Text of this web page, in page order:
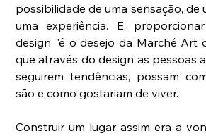
possibilidade de uma sensação, de
uma experiência. E,
design "é o desejo da Marché Art
que através do design as pessoas
seguirem tendências, possam
são e como gostariam de viver.
Construir um lugar assim era a